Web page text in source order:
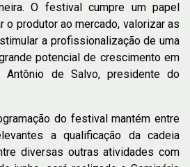
O festival cumpre um papel
o produtor ao mercado, valorizar as
a profissionalização de uma
potencial de crescimento em
Antônio de Salvo, presidente do
do festival mantém entre
a qualificação da cadeia
diversas outras atividades com